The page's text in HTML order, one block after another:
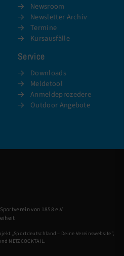
Newsroom
Newsletter Archiv
Termine
Kursausfälle
Service
Downloads
Meldetool
Anmeldeprozedere
Outdoor Angebote
von 1858 e.V.
„Sportdeutschland – Deine Vereinswebsite”,
NETZCOCKTAIL.